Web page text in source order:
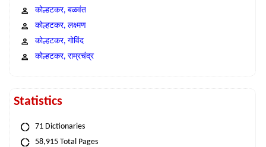
कोल्हटकर, बळवंत
कोल्हटकर, लक्ष्मण
कोल्हटकर, गोविंद
कोल्हटकर, राम्रचंद्र
Statistics
71 Dictionaries
58,915 Total Pages